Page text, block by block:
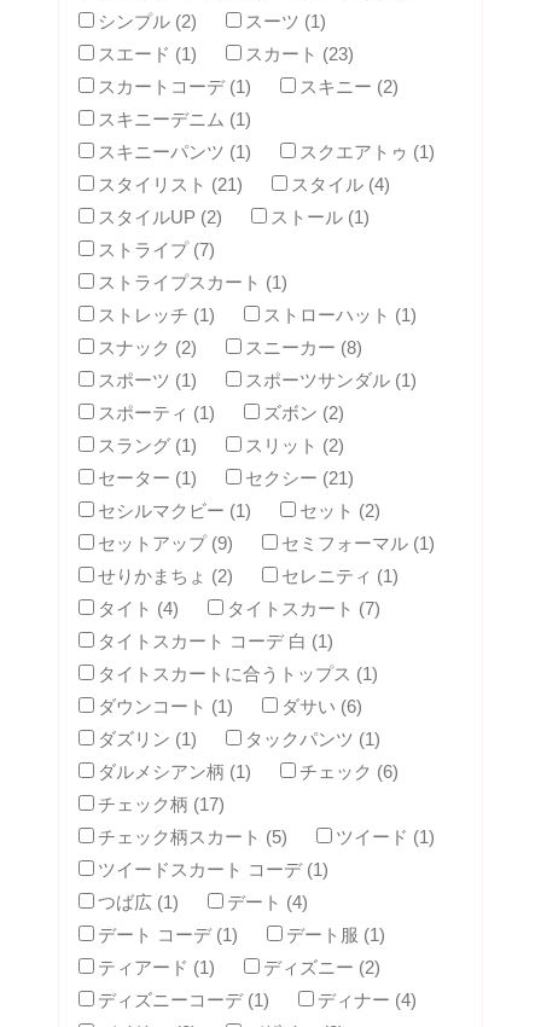
シンプル (2)
スーツ (1)
スエード (1)
スカート (23)
スカートコーデ (1)
スキニー (2)
スキニーデニム (1)
スキニーパンツ (1)
スクエアトゥ (1)
スタイリスト (21)
スタイル (4)
スタイルUP (2)
ストール (1)
ストライプ (7)
ストライプスカート (1)
ストレッチ (1)
ストローハット (1)
スナック (2)
スニーカー (8)
スポーツ (1)
スポーツサンダル (1)
スポーティ (1)
ズボン (2)
スラング (1)
スリット (2)
セーター (1)
セクシー (21)
セシルマクビー (1)
セット (2)
セットアップ (9)
セミフォーマル (1)
せりかまちょ (2)
セレニティ (1)
タイト (4)
タイトスカート (7)
タイトスカート コーデ 白 (1)
タイトスカートに合うトップス (1)
ダウンコート (1)
ダサい (6)
ダズリン (1)
タックパンツ (1)
ダルメシアン柄 (1)
チェック (6)
チェック柄 (17)
チェック柄スカート (5)
ツイード (1)
ツイードスカート コーデ (1)
つば広 (1)
デート (4)
デート コーデ (1)
デート服 (1)
ティアード (1)
ディズニー (2)
ディズニーコーデ (1)
ディナー (4)